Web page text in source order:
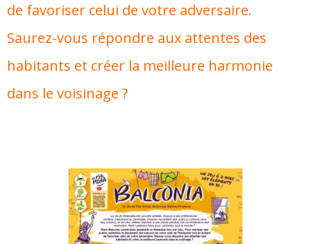
de favoriser celui de votre adversaire.
Saurez-vous répondre aux attentes des
habitants et créer la meilleure harmonie
dans le voisinage ?